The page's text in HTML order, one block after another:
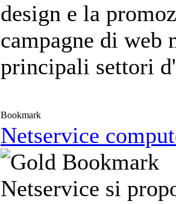
design e la
campagne di web
principali settori
Bookmark
Netservice
Netservice si